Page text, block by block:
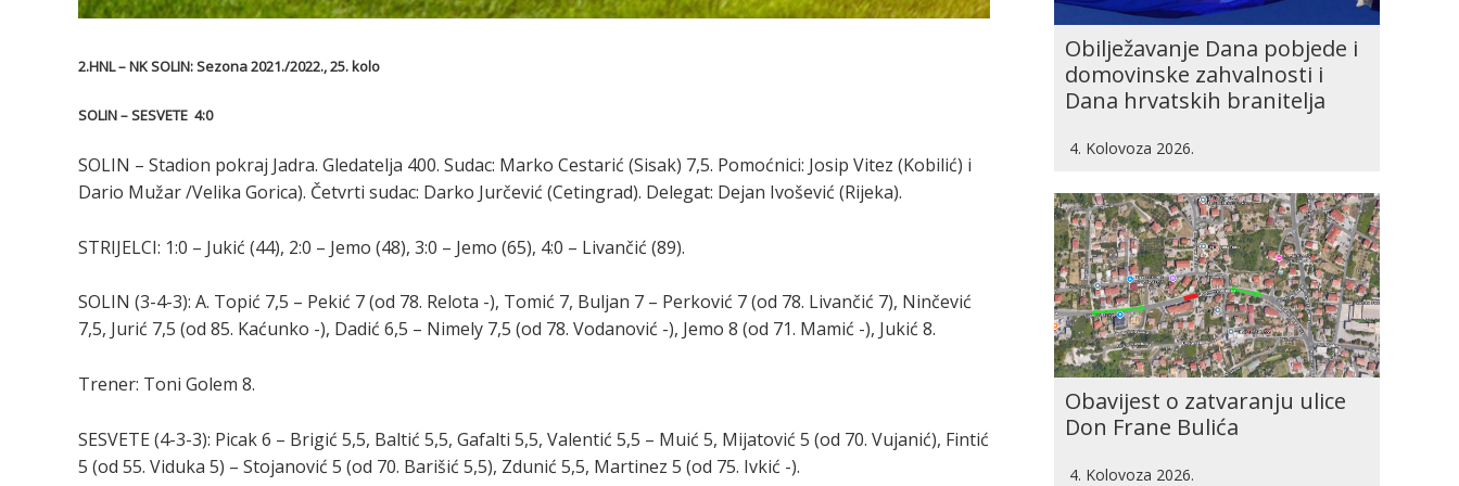
2.HNL – NK SOLIN: Sezona 2021./2022., 25. kolo
SOLIN – SESVETE 4:0
SOLIN – Stadion pokraj Jadra. Gledatelja 400. Sudac: Marko Cestarić (Sisak) 7,5. Pomoćnici: Josip Vitez (Kobilić) i
Dario Mužar /Velika Gorica). Četvrti sudac: Darko Jurčević (Cetingrad). Delegat: Dejan Ivošević (Rijeka).
STRIJELCI: 1:0 – Jukić (44), 2:0 – Jemo (48), 3:0 – Jemo (65), 4:0 – Livančić (89).
SOLIN (3-4-3): A. Topić 7,5 – Pekić 7 (od 78. Relota -), Tomić 7, Buljan 7 – Perković 7 (od 78. Livančić 7), Ninčević
7,5, Jurić 7,5 (od 85. Kaćunko -), Dadić 6,5 – Nimely 7,5 (od 78. Vodanović -), Jemo 8 (od 71. Mamić -), Jukić 8.
Trener: Toni Golem 8.
SESVETE (4-3-3): Picak 6 – Brigić 5,5, Baltić 5,5, Gafalti 5,5, Valentić 5,5 – Muić 5, Mijatović 5 (od 70. Vujanić), Fintić
5 (od 55. Viduka 5) – Stojanović 5 (od 70. Barišić 5,5), Zdunić 5,5, Martinez 5 (od 75. Ivkić -).
Obilježavanje Dana pobjede i
domovinske zahvalnosti i
Dana hrvatskih branitelja
4. Kolovoza 2026.
Obavijest o zatvaranju ulice
Don Frane Bulića
4. Kolovoza 2026.